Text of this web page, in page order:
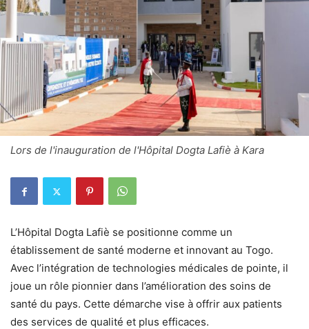
Lors de l'inauguration de l'Hôpital Dogta Lafiè à Kara
L’Hôpital Dogta Lafiè se positionne comme un
établissement de santé moderne et innovant au Togo.
Avec l’intégration de technologies médicales de pointe, il
joue un rôle pionnier dans l’amélioration des soins de
santé du pays. Cette démarche vise à offrir aux patients
des services de qualité et plus efficaces.